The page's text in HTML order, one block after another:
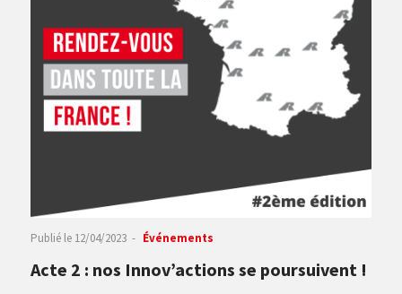
Publié le 12/04/2023 Événements
Acte 2 : nos Innov’actions se poursuivent !